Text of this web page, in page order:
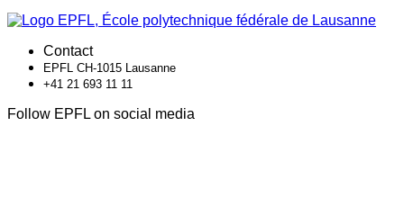
Contact
EPFL CH-1015 Lausanne
+41 21 693 11 11
Follow EPFL on social media